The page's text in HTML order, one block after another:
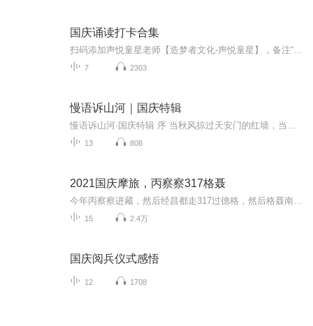
国庆诵读打卡合集
7 2303
慢语诉山河｜国庆特辑
13 808
2021国庆摩旅，丙察察317格聂
15 2.4万
国庆阅兵仪式感悟
12 1708